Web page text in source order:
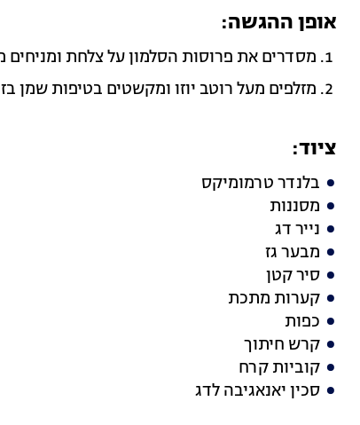
אופן ההגשה:
מסדרים את פרוסות הסלמון על צלחת ומניחים
מזלפים מעל רוטב יוזו ומקשטים בטיפות שמן
ציוד:
בלנדר טרמומיקס
מסננות
נייר דג
מבער גז
סיר קטן
קערות מתכת
כפות
קרש חיתוך
קוביות קרח
סכין יאנאגיבה לדג